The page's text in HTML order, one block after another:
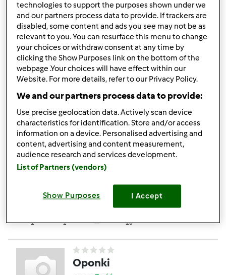
4.3(4)
CHLEB PSZENNY
RAZOWY
przezGość
-- 1h 35min
Bułka maślana
1 1 -- 20
Oponki
technologies to support the purposes shown under we
and our partners process data to provide. If trackers are
disabled, some content and ads you see may not be as
relevant to you. You can resurface this menu to change
your choices or withdraw consent at any time by
clicking the Show Purposes link on the bottom of the
webpage .Your choices will have effect within our
Website. For more details, refer to our Privacy Policy.
We and our partners process data to provide:
Use precise geolocation data. Actively scan device
characteristics for identification. Store and/or access
information on a device. Personalised advertising and
content, advertising and content measurement,
audience research and services development.
List of Partners (vendors)
Show Purposes I Accept